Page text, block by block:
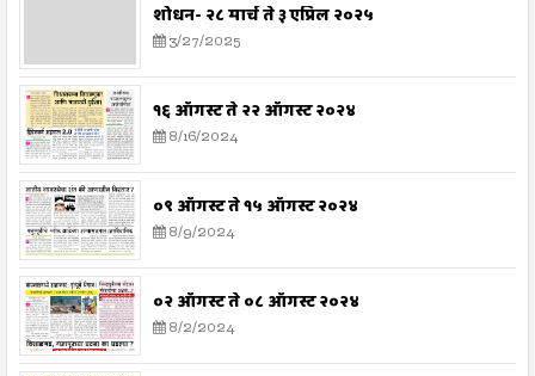
शोधन- २८ मार्च ते ३ एप्रिल २०२५
3/27/2025
१६ ऑगस्ट ते २२ ऑगस्ट २०२४
8/16/2024
०९ ऑगस्ट ते १५ ऑगस्ट २०२४
8/9/2024
०२ ऑगस्ट ते ०८ ऑगस्ट २०२४
8/2/2024